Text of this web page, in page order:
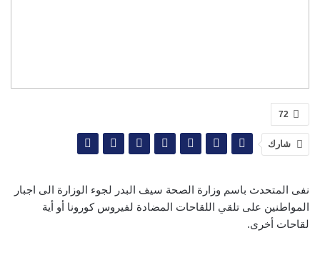
72
شارك
نفى المتحدث باسم وزارة الصحة سيف البدر لجوء الوزارة الى اجبار
المواطنين على تلقي اللقاحات المضادة لفيروس كورونا أو أية
لقاحات أخرى.